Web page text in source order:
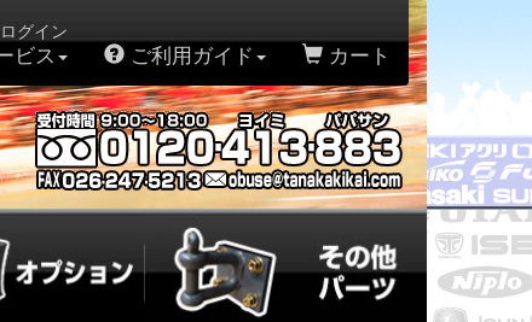
グイン
ビス ご利用ガイド カート